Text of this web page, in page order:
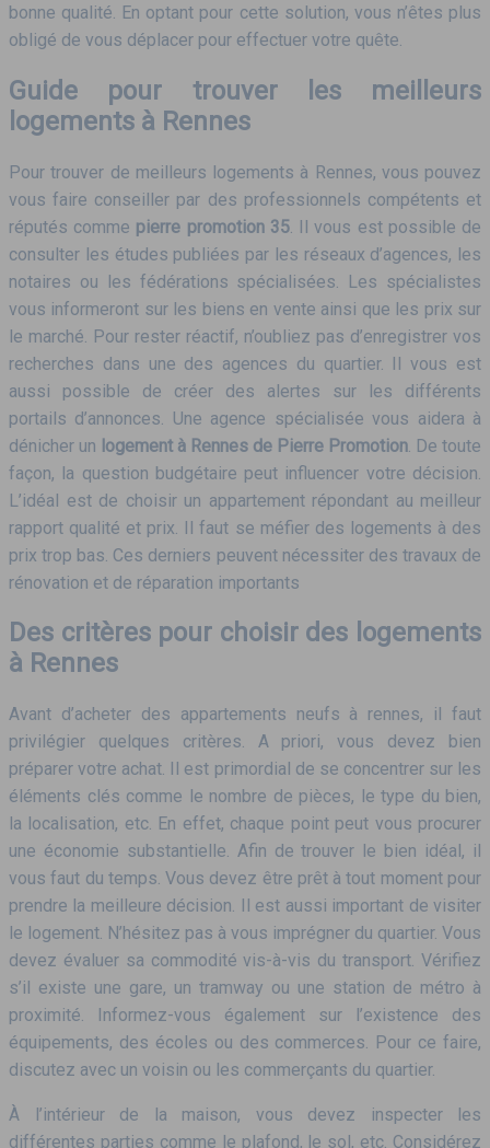
bonne qualité. En optant pour cette solution, vous n’êtes plus
obligé de vous déplacer pour effectuer votre quête.
Guide pour trouver les meilleurs
logements à Rennes
Pour trouver de meilleurs logements à Rennes, vous pouvez
vous faire conseiller par des professionnels compétents et
réputés comme pierre promotion 35. Il vous est possible de
consulter les études publiées par les réseaux d’agences, les
notaires ou les fédérations spécialisées. Les spécialistes
vous informeront sur les biens en vente ainsi que les prix sur
le marché. Pour rester réactif, n’oubliez pas d’enregistrer vos
recherches dans une des agences du quartier. Il vous est
aussi possible de créer des alertes sur les différents
portails d’annonces. Une agence spécialisée vous aidera à
dénicher un logement à Rennes de Pierre Promotion . De toute
façon, la question budgétaire peut influencer votre décision.
L’idéal est de choisir un appartement répondant au meilleur
rapport qualité et prix. Il faut se méfier des logements à des
prix trop bas. Ces derniers peuvent nécessiter des travaux de
rénovation et de réparation importants
Des critères pour choisir des logements
à Rennes
Avant d’acheter des appartements neufs à rennes, il faut
privilégier quelques critères. A priori, vous devez bien
préparer votre achat. Il est primordial de se concentrer sur les
éléments clés comme le nombre de pièces, le type du bien,
la localisation, etc. En effet, chaque point peut vous procurer
une économie substantielle. Afin de trouver le bien idéal, il
vous faut du temps. Vous devez être prêt à tout moment pour
prendre la meilleure décision. Il est aussi important de visiter
le logement. N’hésitez pas à vous imprégner du quartier. Vous
devez évaluer sa commodité vis-à-vis du transport. Vérifiez
s’il existe une gare, un tramway ou une station de métro à
proximité. Informez-vous également sur l’existence des
équipements, des écoles ou des commerces. Pour ce faire,
discutez avec un voisin ou les commerçants du quartier.
À l’intérieur de la maison, vous devez inspecter les
différentes parties comme le plafond, le sol, etc. Considérez